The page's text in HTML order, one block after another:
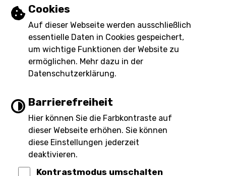
Einstellungen zu Cookies und
Cookies
Auf dieser Webseite werden ausschließlich
essentielle Daten in Cookies gespeichert,
um wichtige Funktionen der Website zu
ermöglichen. Mehr dazu in der
Datenschutzerklärung.
Barrierefreiheit
Hier können Sie die Farbkontraste auf
dieser Webseite erhöhen. Sie können
diese Einstellungen jederzeit
deaktivieren.
Kontrastmodus umschalten
Leichte Sprache
Gebärdensprache
Barrierefreie Ansicht
Impressum Barrierefreiheit
Inhaltsverzeichnis Datenschutz